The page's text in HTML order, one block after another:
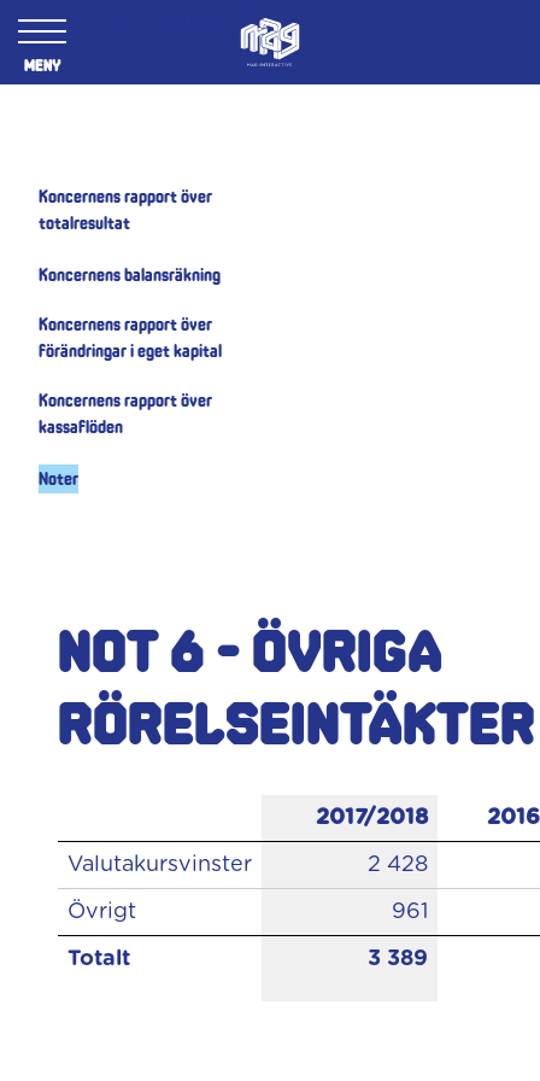
Årsredovisning 2017/18
Koncernens rapport över
totalresultat
Koncernens balansräkning
Koncernens rapport över
förändringar i eget kapital
Koncernens rapport över
kassaflöden
Noter
Not 6 - Övriga
2017/2018
Valutakursvinster 2 428
Övrigt 961
Totalt 3 389
Meny